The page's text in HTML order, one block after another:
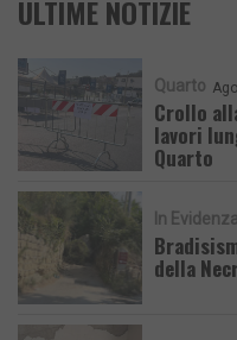
ULTIME NOTIZIE
Quarto
Crollo
lavori
Quarto
In Evidenza
della